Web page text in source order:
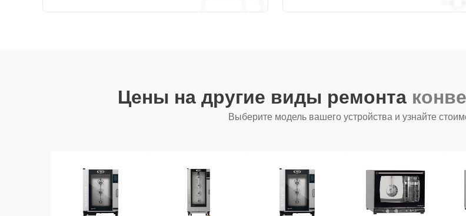
Цены на другие виды ремонта
Выберите модель вашего устройства и узнайте